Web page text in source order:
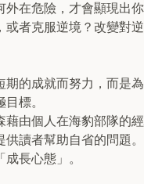
外在危險，才會顯現出
或者克服逆境？改變對
期的成就而努力，而是
標。
藉由個人在海豹部隊的
供讀者幫助自省的問題
長心態」。